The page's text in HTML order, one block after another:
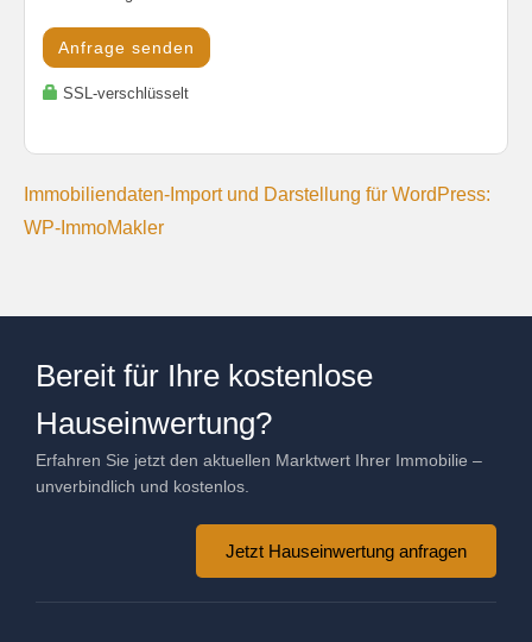
Anfrage senden
SSL-verschlüsselt
Immobiliendaten-Import und Darstellung für WordPress:
WP-ImmoMakler
Bereit für Ihre kostenlose
Hauseinwertung?
Erfahren Sie jetzt den aktuellen Marktwert Ihrer Immobilie –
unverbindlich und kostenlos.
Jetzt Hauseinwertung anfragen